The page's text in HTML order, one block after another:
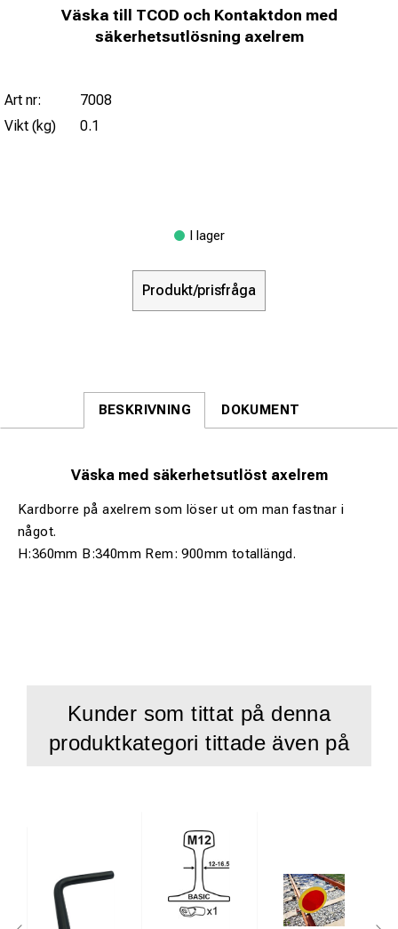
Väska till TCOD och Kontaktdon med
säkerhetsutlösning axelrem
Art nr:
7008
Vikt (kg)
0.1
I lager
Produkt/prisfråga
BESKRIVNING DOKUMENT
Väska med säkerhetsutlöst axelrem
Kardborre på axelrem som löser ut om man fastnar i
något.
H:360mm B:340mm Rem: 900mm totallängd.
Kunder som tittat på denna
produktkategori tittade även på